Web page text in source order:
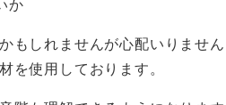
か
もしれませんが心配いりませ
を使用しております。